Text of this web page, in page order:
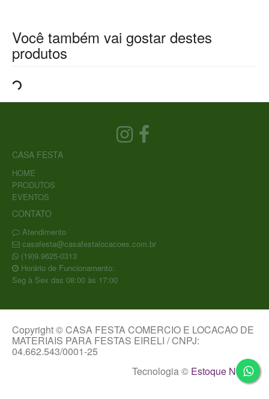
Você também vai gostar destes
produtos
CASA FESTA
HOME
PRODUTOS
EVENTOS
CONTATO
Atendimento
casafesta@casafestalocacoes.com.br
(19)9.9625-0313
Horário de Funcionamento:
Seg à Sex das 08:00 às 17:00
Copyright © CASA FESTA COMERCIO E LOCACAO DE
MATERIAIS PARA FESTAS EIRELI / CNPJ:
04.662.543/0001-25
Tecnologia © Estoque NOW.